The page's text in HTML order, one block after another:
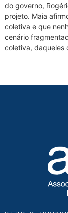
do governo,
projeto. Maia
coletiva e que
cenário
coletiva, daqueles